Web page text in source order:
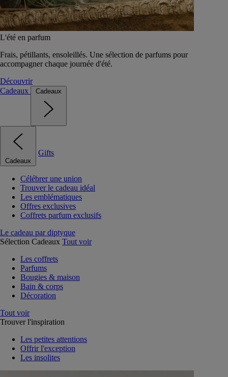
L'été en parfum
Frais, pétillants, ensoleillés. Une sélection de parfums pour
accompagner chaque journée d'été.
Découvrir
Cadeaux
Cadeaux
Cadeaux
Gifts
Célébrer une union
Trouver le cadeau idéal
Les emblématiques
Offres exclusives
Coffrets parfum exclusifs
Le cadeau par diptyque
Sélection Cadeaux Tout voir
Les coffrets
Parfums
Bougies & maison
Bain & corps
Décoration
Tout voir
Trouver l'inspiration
Les petites attentions
Offrir l'exception
Les insolites